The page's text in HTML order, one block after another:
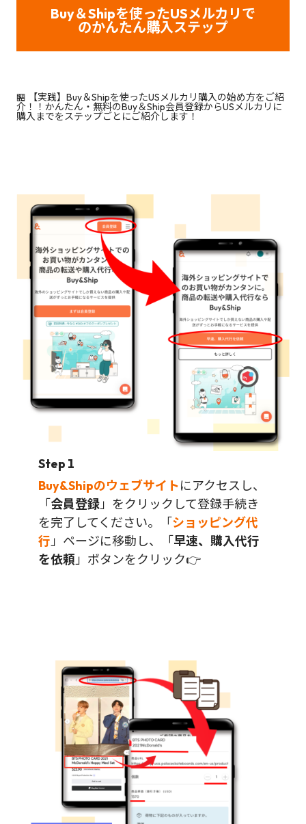
Buy＆Shipを使ったUSメルカリで
のかんたん購入ステップ
🏪 【実践】Buy＆Shipを使ったUSメルカリ購入の始め方をご紹
介！！かんたん・無料のBuy＆Ship会員登録からUSメルカリに
購入までをステップごとにご紹介します！
Step 1
Buy&Shipのウェブサイトにアクセスし、
「会員登録」をクリックして登録手続き
を完了してください。「ショッピング代
行」ページに移動し、「早速、購入代行
を依頼」ボタンをクリック👉